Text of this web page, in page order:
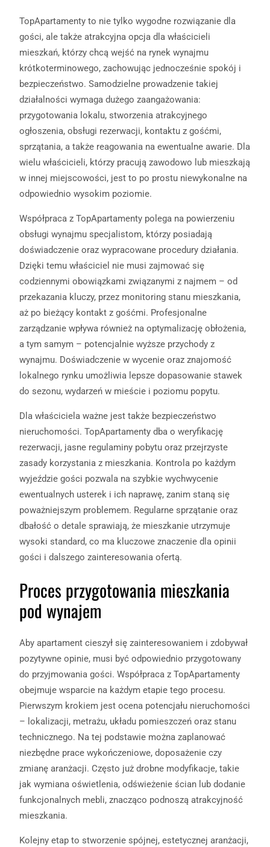
TopApartamenty to nie tylko wygodne rozwiązanie dla
gości, ale także atrakcyjna opcja dla właścicieli
mieszkań, którzy chcą wejść na rynek wynajmu
krótkoterminowego, zachowując jednocześnie spokój i
bezpieczeństwo. Samodzielne prowadzenie takiej
działalności wymaga dużego zaangażowania:
przygotowania lokalu, stworzenia atrakcyjnego
ogłoszenia, obsługi rezerwacji, kontaktu z gośćmi,
sprzątania, a także reagowania na ewentualne awarie. Dla
wielu właścicieli, którzy pracują zawodowo lub mieszkają
w innej miejscowości, jest to po prostu niewykonalne na
odpowiednio wysokim poziomie.
Współpraca z TopApartamenty polega na powierzeniu
obsługi wynajmu specjalistom, którzy posiadają
doświadczenie oraz wypracowane procedury działania.
Dzięki temu właściciel nie musi zajmować się
codziennymi obowiązkami związanymi z najmem – od
przekazania kluczy, przez monitoring stanu mieszkania,
aż po bieżący kontakt z gośćmi. Profesjonalne
zarządzanie wpływa również na optymalizację obłożenia,
a tym samym – potencjalnie wyższe przychody z
wynajmu. Doświadczenie w wycenie oraz znajomość
lokalnego rynku umożliwia lepsze dopasowanie stawek
do sezonu, wydarzeń w mieście i poziomu popytu.
Dla właściciela ważne jest także bezpieczeństwo
nieruchomości. TopApartamenty dba o weryfikację
rezerwacji, jasne regulaminy pobytu oraz przejrzyste
zasady korzystania z mieszkania. Kontrola po każdym
wyjeździe gości pozwala na szybkie wychwycenie
ewentualnych usterek i ich naprawę, zanim staną się
poważniejszym problemem. Regularne sprzątanie oraz
dbałość o detale sprawiają, że mieszkanie utrzymuje
wysoki standard, co ma kluczowe znaczenie dla opinii
gości i dalszego zainteresowania ofertą.
Proces przygotowania mieszkania
pod wynajem
Aby apartament cieszył się zainteresowaniem i zdobywał
pozytywne opinie, musi być odpowiednio przygotowany
do przyjmowania gości. Współpraca z TopApartamenty
obejmuje wsparcie na każdym etapie tego procesu.
Pierwszym krokiem jest ocena potencjału nieruchomości
– lokalizacji, metrażu, układu pomieszczeń oraz stanu
technicznego. Na tej podstawie można zaplanować
niezbędne prace wykończeniowe, doposażenie czy
zmianę aranżacji. Często już drobne modyfikacje, takie
jak wymiana oświetlenia, odświeżenie ścian lub dodanie
funkcjonalnych mebli, znacząco podnoszą atrakcyjność
mieszkania.
Kolejny etap to stworzenie spójnej, estetycznej aranżacji,